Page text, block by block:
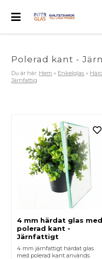
Polerad kant -
Du är här: Hem » Enkelglas »
Järnfattig
4 mm härdat glas med
polerad kant -
Järnfattigt
4 mm järnfattigt härdat glas
med polerad kant används